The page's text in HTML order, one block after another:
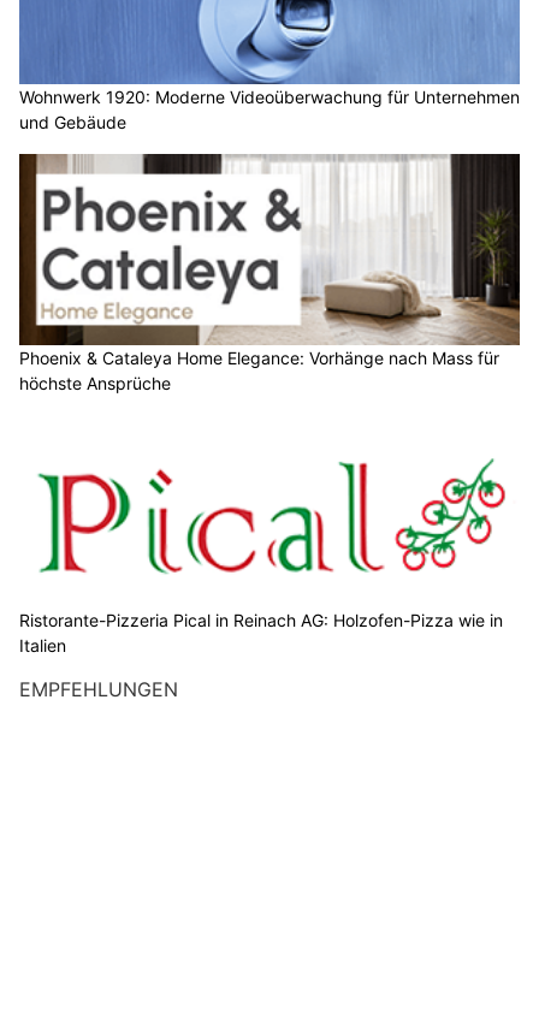
Wohnwerk 1920: Moderne Videoüberwachung für Unternehmen
Phoenix & Cataleya Home Elegance: Vorhänge nach Mass für
höchste Ansprüche
Ristorante-Pizzeria Pical in Reinach AG: Holzofen-Pizza wie in
EMPFEHLUNGEN